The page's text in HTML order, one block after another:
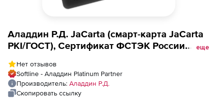
Аладдин Р.Д. JaCarta (смарт-карта JaCarta
PKI/ГОСТ), Сертификат ФСТЭК России.
упаковка. до 5 000 шт. (за единицу)
еще
Нет отзывов
Softline - Аладдин Platinum Partner
Производитель: Аладдин Р.Д.
Скопировать ссылку